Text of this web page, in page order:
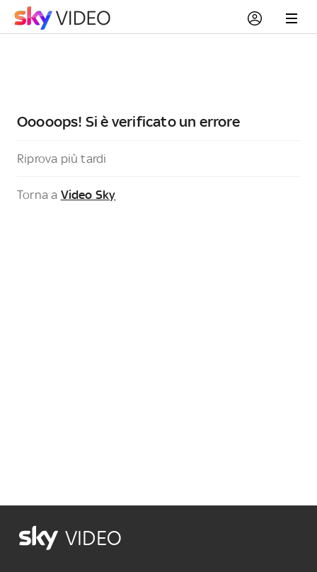
Ooooops! Si è verificato un errore
Riprova più tardi
Torna a Video Sky
VIDEO